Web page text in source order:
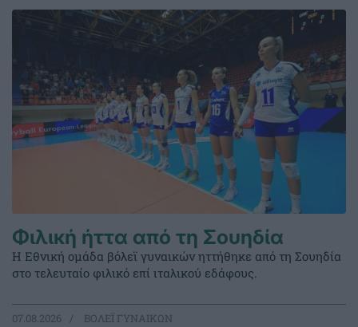
Φιλική ήττα από τη Σουηδία
Η Εθνική ομάδα βόλεϊ γυναικών ηττήθηκε από τη Σουηδία
στο τελευταίο φιλικό επί ιταλικού εδάφους.
07.08.2026 ΒΟΛΕΪ ΓΥΝΑΙΚΩΝ